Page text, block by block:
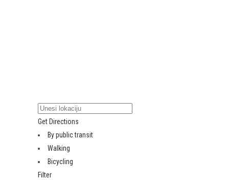
Get Directions
By public transit
Walking
Bicycling
Filter